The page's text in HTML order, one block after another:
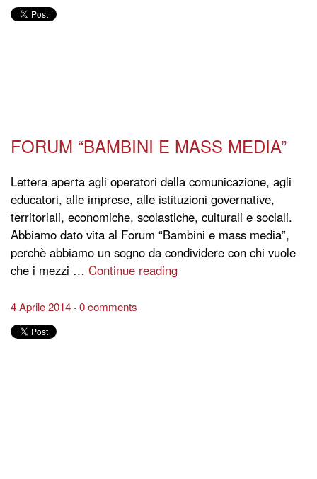
FORUM “BAMBINI E MASS MEDIA”
Lettera aperta agli operatori della comunicazione, agli
educatori, alle imprese, alle istituzioni governative,
territoriali, economiche, scolastiche, culturali e sociali.
Abbiamo dato vita al Forum “Bambini e mass media”,
perchè abbiamo un sogno da condividere con chi vuole
che i mezzi … Continue reading
4 Aprile 2014 0 comments